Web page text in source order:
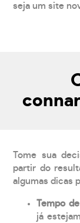
seja um site
Tome sua
partir do
algumas dicas
Tempo
já